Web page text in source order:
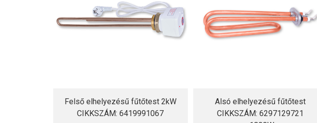
Felső elhelyezésű fűtőtest 2kW
CIKKSZÁM: 6419991067
Alsó elhelyezésű fűtőtest
CIKKSZÁM: 6297129721